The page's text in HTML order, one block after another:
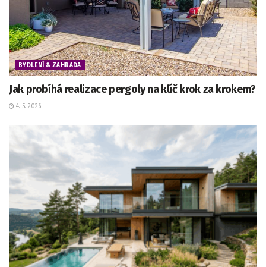
BYDLENÍ & ZAHRADA
Jak probíhá realizace pergoly na klíč krok za krokem?
4. 5. 2026